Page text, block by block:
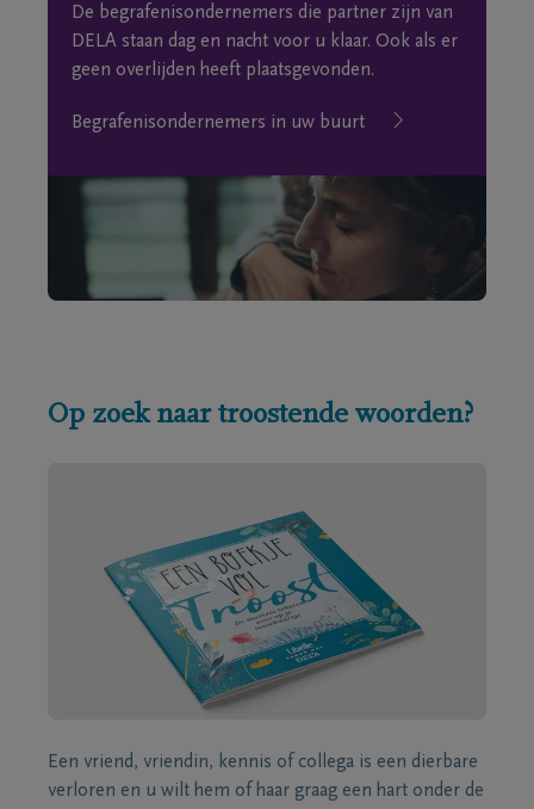
De begrafenisondernemers die partner zijn van
DELA staan dag en nacht voor u klaar. Ook als er
geen overlijden heeft plaatsgevonden.
Begrafenisondernemers in uw buurt
Op zoek naar troostende woorden?
Een vriend, vriendin, kennis of collega is een dierbare
verloren en u wilt hem of haar graag een hart onder de